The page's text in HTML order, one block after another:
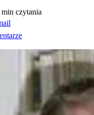
min czytania